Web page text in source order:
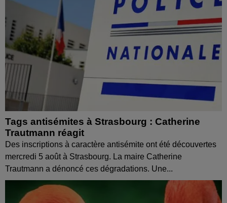
Tags antisémites à Strasbourg : Catherine
Trautmann réagit
Des inscriptions à caractère antisémite ont été découvertes
mercredi 5 août à Strasbourg. La maire Catherine
Trautmann a dénoncé ces dégradations. Une...